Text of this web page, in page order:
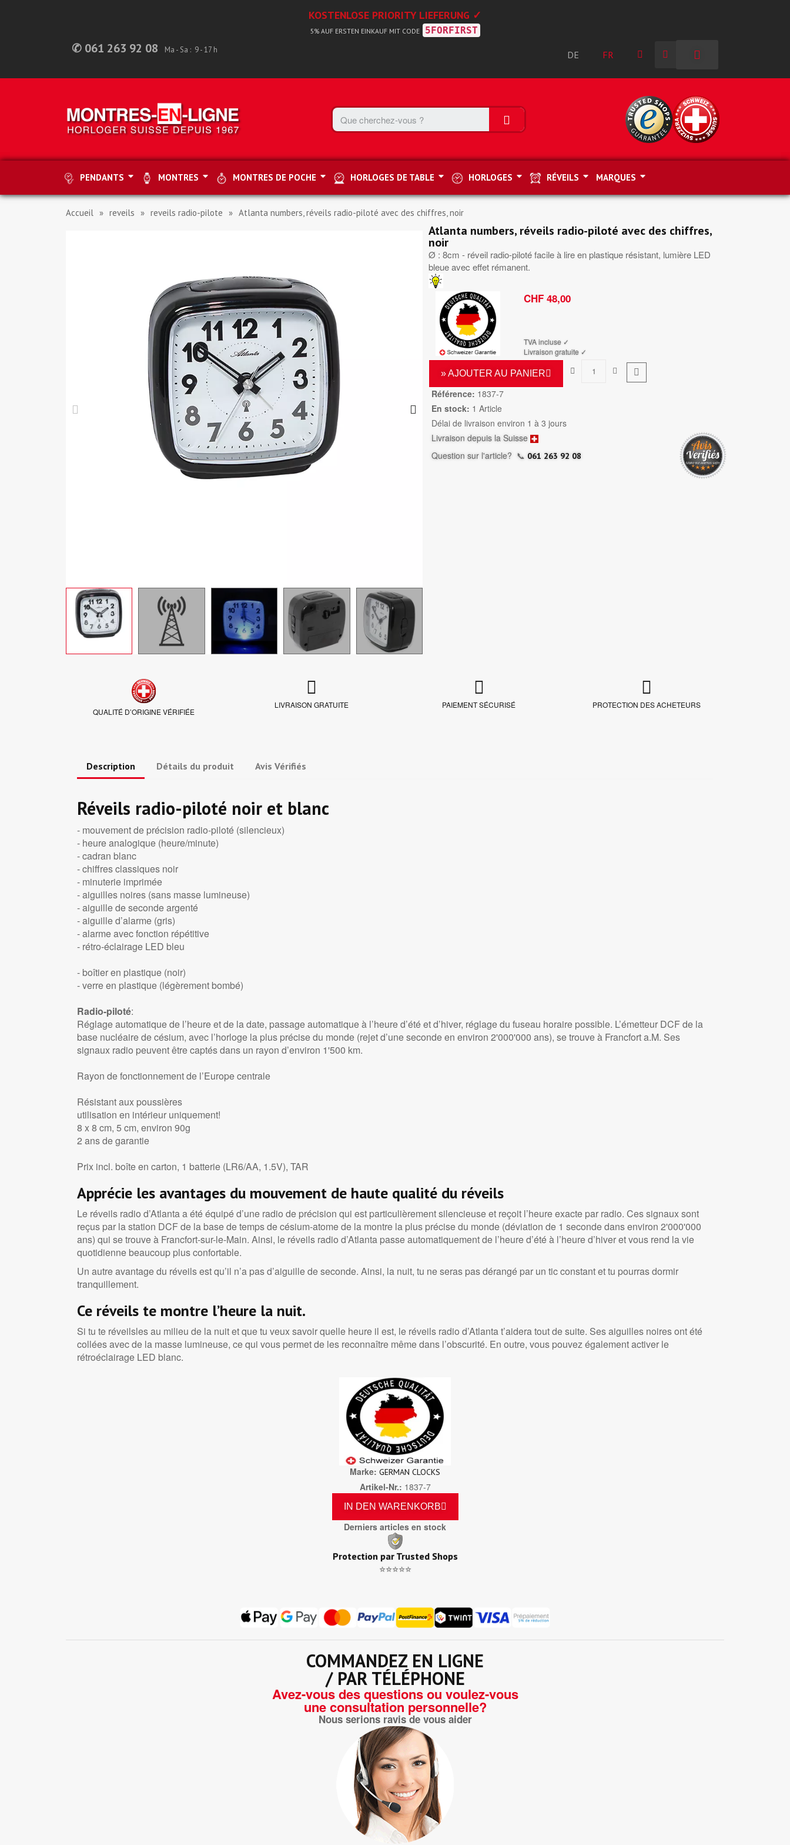
KOSTENLOSE PRIORITY LIEFERUNG ✓
5% AUF ERSTEN EINKAUF MIT CODE 5FORFIRST
✆ 061 263 92 08 Ma - Sa : 9 - 17 h DE FR
PENDANTS MONTRES MONTRES DE POCHE HORLOGES DE TABLE HORLOGES RÉVEILS MARQUES
Accueil reveils reveils radio-pilote Atlanta numbers, réveils radio-piloté avec des chiffres, noir
Atlanta numbers, réveils radio-piloté avec des chiffres,
noir
Ø : 8cm - réveil radio-piloté facile à lire en plastique résistant, lumière LED
bleue avec effet rémanent.
CHF 48,00
TVA incluse ✓
Livraison gratuite ✓
» AJOUTER AU PANIER
Référence: 1837-7
En stock: 1 Article
Délai de livraison environ 1 à 3 jours
Livraison depuis la Suisse
Question sur l'article? 📞 061 263 92 08
QUALITÉ D’ORIGINE VÉRIFIÉE
LIVRAISON GRATUITE PAIEMENT SÉCURISÉ PROTECTION DES ACHETEURS
Description Détails du produit Avis Vérifiés
Réveils radio-piloté noir et blanc
- mouvement de précision radio-piloté (silencieux)
- heure analogique (heure/minute)
- cadran blanc
- chiffres classiques noir
- minuterie imprimée
- aiguilles noires (sans masse lumineuse)
- aiguille de seconde argenté
- aiguille d’alarme (gris)
- alarme avec fonction répétitive
- rétro-éclairage LED bleu
- boîtier en plastique (noir)
- verre en plastique (légèrement bombé)
Radio-piloté:
Réglage automatique de l’heure et de la date, passage automatique à l’heure d’été et d’hiver, réglage du fuseau horaire possible. L’émetteur DCF de la
base nucléaire de césium, avec l’horloge la plus précise du monde (rejet d’une seconde en environ 2'000'000 ans), se trouve à Francfort a.M. Ses
signaux radio peuvent être captés dans un rayon d’environ 1'500 km.
Rayon de fonctionnement de l’Europe centrale
Résistant aux poussières
utilisation en intérieur uniquement!
8 x 8 cm, 5 cm, environ 90g
2 ans de garantie
Prix incl. boîte en carton, 1 batterie (LR6/AA, 1.5V), TAR
Apprécie les avantages du mouvement de haute qualité du réveils
Le réveils radio d’Atlanta a été équipé d’une radio de précision qui est particulièrement silencieuse et reçoit l’heure exacte par radio. Ces signaux sont
reçus par la station DCF de la base de temps de césium-atome de la montre la plus précise du monde (déviation de 1 seconde dans environ 2'000'000
ans) qui se trouve à Francfort-sur-le-Main. Ainsi, le réveils radio d’Atlanta passe automatiquement de l’heure d’été à l’heure d’hiver et vous rend la vie
quotidienne beaucoup plus confortable.
Un autre avantage du réveils est qu’il n’a pas d’aiguille de seconde. Ainsi, la nuit, tu ne seras pas dérangé par un tic constant et tu pourras dormir
tranquillement.
Ce réveils te montre l’heure la nuit.
Si tu te réveilsles au milieu de la nuit et que tu veux savoir quelle heure il est, le réveils radio d’Atlanta t’aidera tout de suite. Ses aiguilles noires ont été
collées avec de la masse lumineuse, ce qui vous permet de les reconnaître même dans l’obscurité. En outre, vous pouvez également activer le
rétroéclairage LED blanc.
Marke GERMAN CLOCKS
Artikel-Nr. 1837-7
IN DEN WARENKORB
Derniers articles en stock
Protection par Trusted Shops
⭐⭐⭐⭐⭐
COMMANDEZ EN LIGNE
/ PAR TÉLÉPHONE
Avez-vous des questions ou voulez-vous
une consultation personnelle?
Nous serions ravis de vous aider